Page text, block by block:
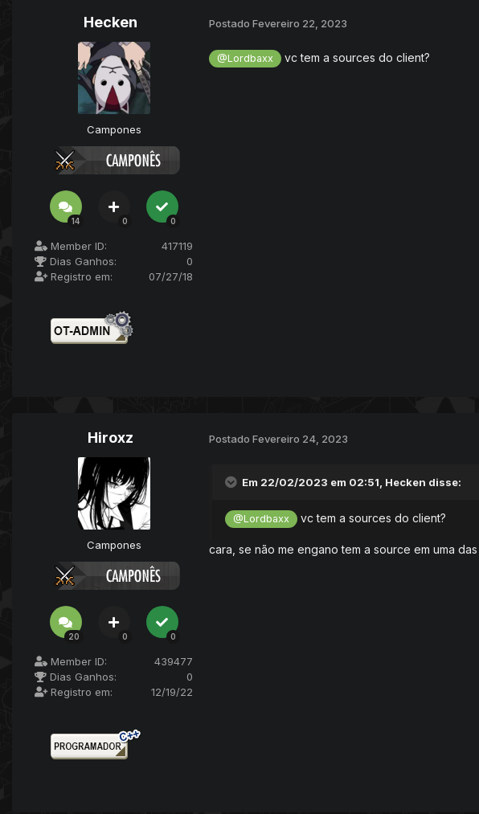
Hecken
Campones
14 0 0
Member ID:
417119
Dias Ganhos:
0
Registro em:
07/27/18
Postado Fevereiro 22, 2023
@Lordbaxx vc tem a sources do client?
Hiroxz
Campones
20 0 0
Member ID:
439477
Dias Ganhos:
0
Registro em:
12/19/22
Postado Fevereiro 24, 2023
Em 22/02/2023 em 02:51, Hecken disse:
@Lordbaxx vc tem a sources do client?
cara, se não me engano tem a source em uma das